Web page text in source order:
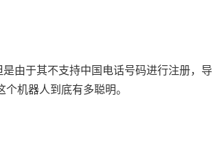
由于其不支持中国电话号码进行注册，导
机器人到底有多聪明。